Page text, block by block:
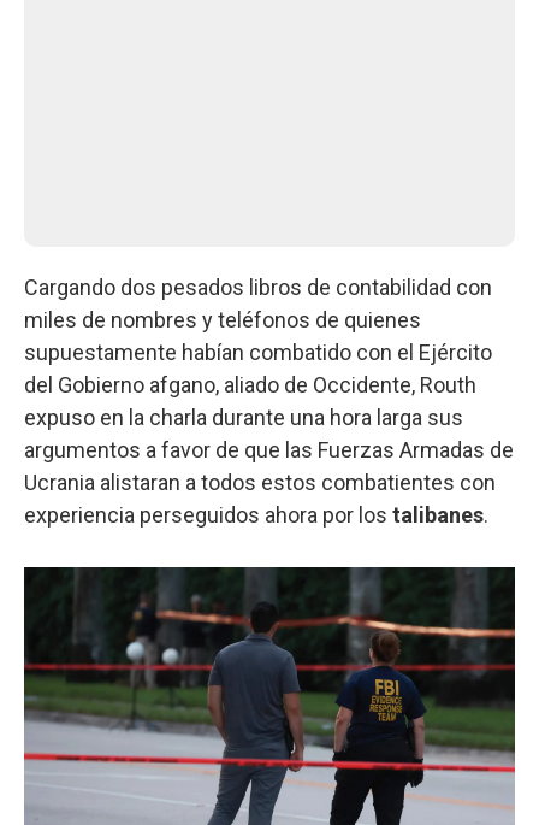
Cargando dos pesados libros de contabilidad con
miles de nombres y teléfonos de quienes
supuestamente habían combatido con el Ejército
del Gobierno afgano, aliado de Occidente, Routh
expuso en la charla durante una hora larga sus
argumentos a favor de que las Fuerzas Armadas de
Ucrania alistaran a todos estos combatientes con
experiencia perseguidos ahora por los talibanes.